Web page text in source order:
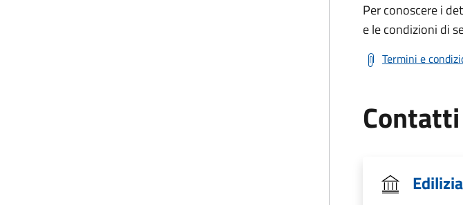
Per conoscere i
e le condizioni di
Termini e
Contatti